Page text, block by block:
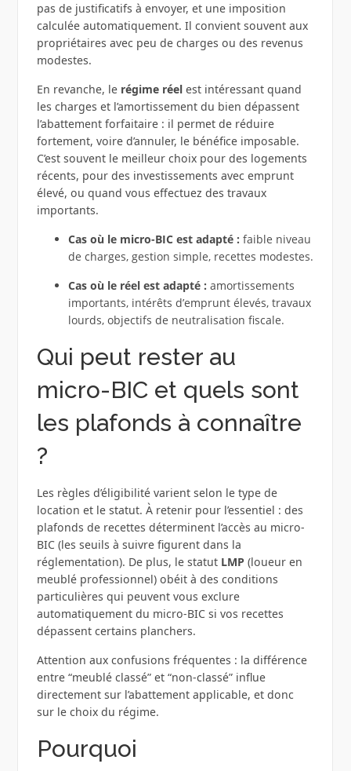
pas de justificatifs à envoyer, et une imposition
calculée automatiquement. Il convient souvent aux
propriétaires avec peu de charges ou des revenus
modestes.
En revanche, le régime réelest intéressant quand
les charges et l’amortissement du bien dépassent
l’abattement forfaitaire : il permet de réduire
fortement, voire d’annuler, le bénéfice imposable.
C’est souvent le meilleur choix pour des logements
récents, pour des investissements avec emprunt
élevé, ou quand vous effectuez des travaux
importants.
Cas où le micro-BIC est adapté : faible niveau
de charges, gestion simple, recettes modestes.
Cas où le réel est adapté : amortissements
importants, intérêts d’emprunt élevés, travaux
lourds, objectifs de neutralisation fiscale.
Qui peut rester au
micro-BIC et quels sont
les plafonds à connaître
?
Les règles d’éligibilité varient selon le type de
location et le statut. À retenir pour l’essentiel : des
plafonds de recettes déterminent l’accès au micro-
BIC (les seuils à suivre figurent dans la
réglementation). De plus, le statut LMP (loueur en
meublé professionnel) obéit à des conditions
particulières qui peuvent vous exclure
automatiquement du micro-BIC si vos recettes
dépassent certains planchers.
Attention aux confusions fréquentes : la différence
entre “meublé classé” et “non-classé” influe
directement sur l’abattement applicable, et donc
sur le choix du régime.
Pourquoi